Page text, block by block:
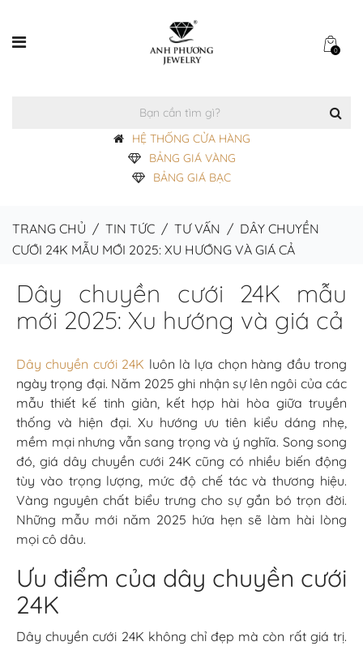
0
HỆ THỐNG CỬA HÀNG
BẢNG GIÁ VÀNG
BẢNG GIÁ BẠC
TRANG CHỦ / TIN TỨC / TƯ VẤN / DÂY CHUYỀN
CƯỚI 24K MẪU MỚI 2025: XU HƯỚNG VÀ GIÁ CẢ
Dây chuyền cưới 24K mẫu
mới 2025: Xu hướng và giá cả
Dây chuyền cưới 24K luôn là lựa chọn hàng đầu trong
ngày trọng đại. Năm 2025 ghi nhận sự lên ngôi của các
mẫu thiết kế tinh giản, kết hợp hài hòa giữa truyền
thống và hiện đại. Xu hướng ưu tiên kiểu dáng nhẹ,
mềm mại nhưng vẫn sang trọng và ý nghĩa. Song song
đó, giá dây chuyền cưới 24K cũng có nhiều biến động
tùy vào trọng lượng, mức độ chế tác và thương hiệu.
Vàng nguyên chất biểu trưng cho sự gắn bó trọn đời.
Những mẫu mới năm 2025 hứa hẹn sẽ làm hài lòng
mọi cô dâu.
Ưu điểm của dây chuyền cưới
24K
Dây chuyền cưới 24K không chỉ đẹp mà còn rất giá trị.